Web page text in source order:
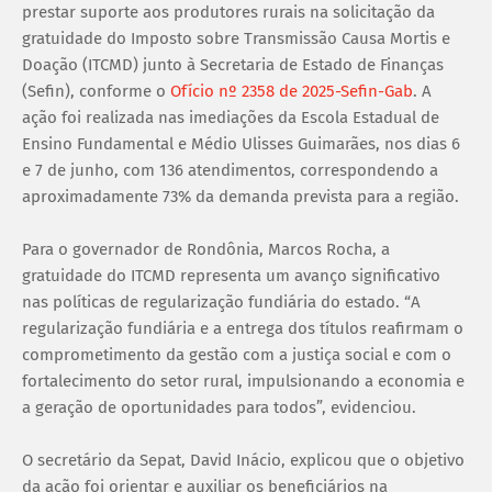
prestar suporte aos produtores rurais na solicitação da
gratuidade do Imposto sobre Transmissão Causa Mortis e
Doação (ITCMD) junto à Secretaria de Estado de Finanças
(Sefin), conforme o Ofício nº 2358 de 2025-Sefin-Gab. A
ação foi realizada nas imediações da Escola Estadual de
Ensino Fundamental e Médio Ulisses Guimarães, nos dias 6
e 7 de junho, com 136 atendimentos, correspondendo a
aproximadamente 73% da demanda prevista para a região.
Para o governador de Rondônia, Marcos Rocha, a
gratuidade do ITCMD representa um avanço significativo
nas políticas de regularização fundiária do estado. “A
regularização fundiária e a entrega dos títulos reafirmam o
comprometimento da gestão com a justiça social e com o
fortalecimento do setor rural, impulsionando a economia e
a geração de oportunidades para todos”, evidenciou.
O secretário da Sepat, David Inácio, explicou que o objetivo
da ação foi orientar e auxiliar os beneficiários na